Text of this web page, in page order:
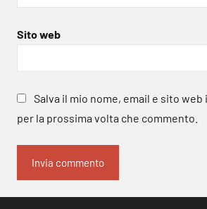
Sito web
Salva il mio nome, email e sito
per la prossima volta che commento.